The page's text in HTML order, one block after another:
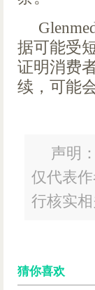
据可能受
证明消费
续，可能
声明
仅代表
行核实相
猜你喜欢